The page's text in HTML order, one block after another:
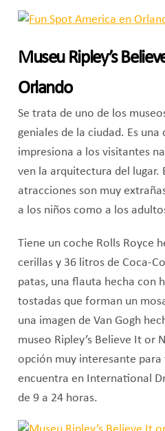
Museu Ripley’s
Orlando
Se trata de uno de los
geniales de la ciudad. Es una
impresiona a los visitantes
ven la arquitectura del lugar.
atracciones son muy
a los niños como a los
Tiene un coche Rolls Royce
cerillas y 36 litros de Coca-
patas, una flauta hecha con
tostadas que forman un
una imagen de Van Gogh
museo Ripley’s Believe It or
opción muy interesante para
encuentra en International
de 9 a 24 horas.